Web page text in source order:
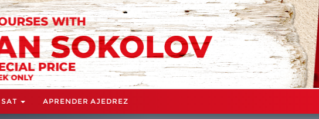
SAT APRENDER AJEDREZ